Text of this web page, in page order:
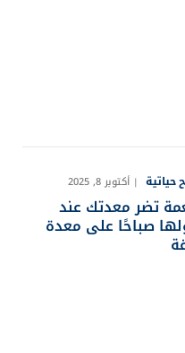
حياتية أكتوبر 8, 2025
تضر معدتك عند
صباحًا على معدة